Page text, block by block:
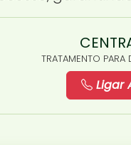
TRATAMENTO
Ligar